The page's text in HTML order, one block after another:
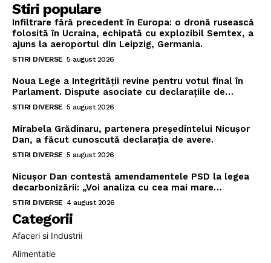
Stiri populare
Infiltrare fără precedent în Europa: o dronă rusească
folosită în Ucraina, echipată cu explozibil Semtex, a
ajuns la aeroportul din Leipzig, Germania.
STIRI DIVERSE 5 august 2026
Noua Lege a Integrității revine pentru votul final în
Parlament. Dispute asociate cu declarațiile de…
STIRI DIVERSE 5 august 2026
Mirabela Grădinaru, partenera președintelui Nicușor
Dan, a făcut cunoscută declarația de avere.
STIRI DIVERSE 5 august 2026
Nicușor Dan contestă amendamentele PSD la legea
decarbonizării: „Voi analiza cu cea mai mare…
STIRI DIVERSE 4 august 2026
Categorii
Afaceri si Industrii
Alimentatie